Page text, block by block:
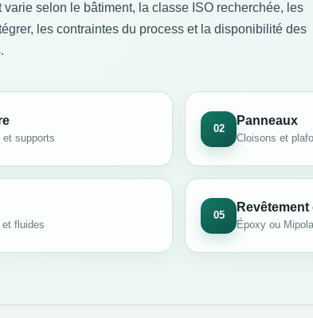
varie selon le bâtiment, la classe ISO recherchée, les
les contraintes du process et la disponibilité des
et supports
02
Panneaux
Cloisons et
fluides
05
Revêtement
Époxy ou